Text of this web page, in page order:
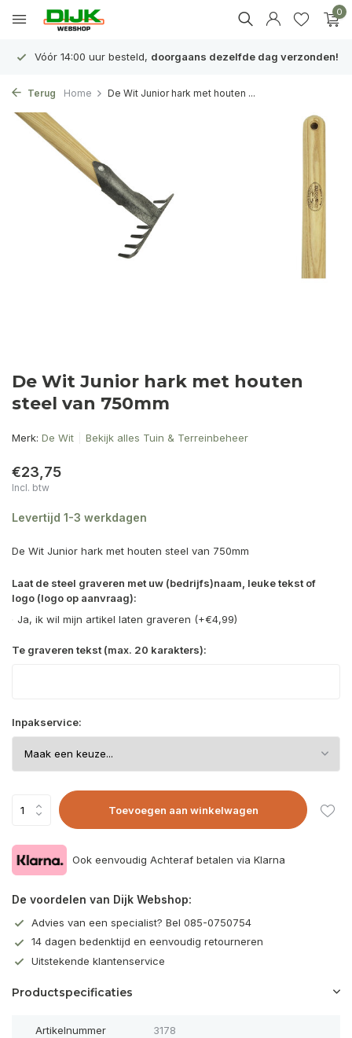
0
Vóór 14:00 uur besteld, doorgaans dezelfde dag verzonden!
Terug Home De Wit Junior hark met houten ...
De Wit Junior hark met houten
steel van 750mm
Merk: De Wit Bekijk alles Tuin & Terreinbeheer
€23,75
Incl. btw
Levertijd 1-3 werkdagen
De Wit Junior hark met houten steel van 750mm
Laat de steel graveren met uw (bedrijfs)naam, leuke tekst of
logo (logo op aanvraag):
Ja, ik wil mijn artikel laten graveren (+€4,99)
Te graveren tekst (max. 20 karakters):
Inpakservice:
Toevoegen aan winkelwagen
Ook eenvoudig Achteraf betalen via Klarna
De voordelen van Dijk Webshop:
Advies van een specialist? Bel 085-0750754
14 dagen bedenktijd en eenvoudig retourneren
Uitstekende klantenservice
Productspecificaties
Artikelnummer 3178